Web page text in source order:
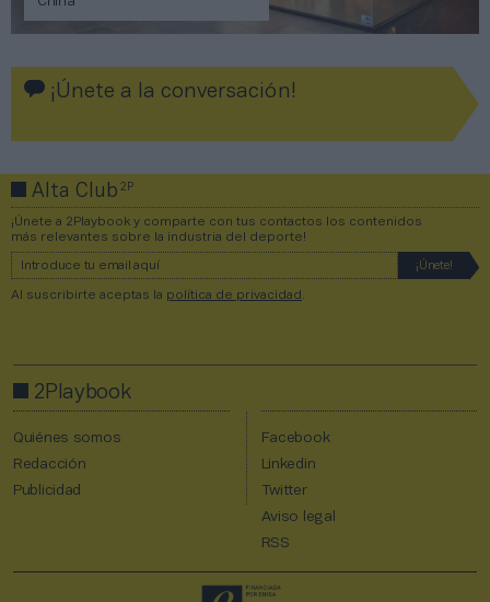
¡Únete a la conversación!
Alta Club2P
¡Únete a 2Playbook y comparte con tus contactos los contenidos
más relevantes sobre la industria del deporte!
Al suscribirte aceptas la política de privacidad .
2Playbook
Quiénes somos
Redacción
Publicidad
Facebook
Linkedin
Twitter
Aviso legal
RSS